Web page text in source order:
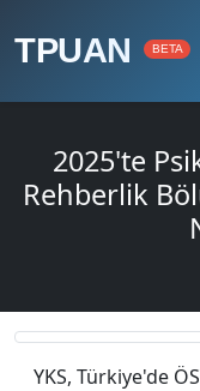
TPUAN BETA
2025'te
Rehberlik
YKS, Türkiye'de